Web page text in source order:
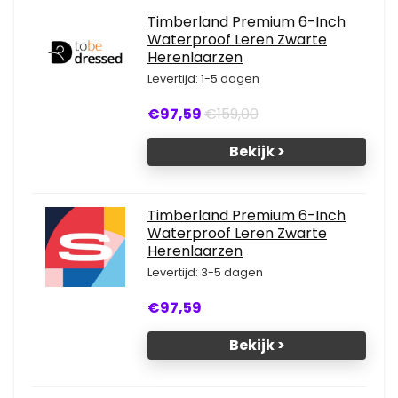
Timberland Premium 6-Inch
Waterproof Leren Zwarte
Herenlaarzen
Levertijd: 1-5 dagen
€97,59€159,00
Bekijk >
Timberland Premium 6-Inch
Waterproof Leren Zwarte
Herenlaarzen
Levertijd: 3-5 dagen
€97,59
Bekijk >